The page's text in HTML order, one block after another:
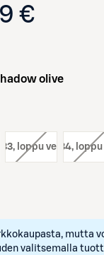
€
olive
33, loppu verkosta
koko: 34,
mutta
valitsemalla